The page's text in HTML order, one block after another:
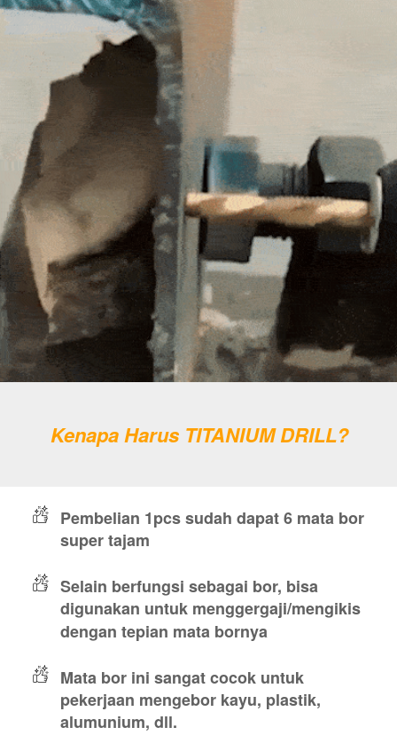
Kenapa Harus TITANIUM DRILL?
Pembelian 1pcs sudah dapat 6 mata bor
super tajam
Selain berfungsi sebagai bor, bisa
digunakan untuk menggergaji/mengikis
dengan tepian mata bornya
Mata bor ini sangat cocok untuk
pekerjaan mengebor kayu, plastik,
alumunium, dll.